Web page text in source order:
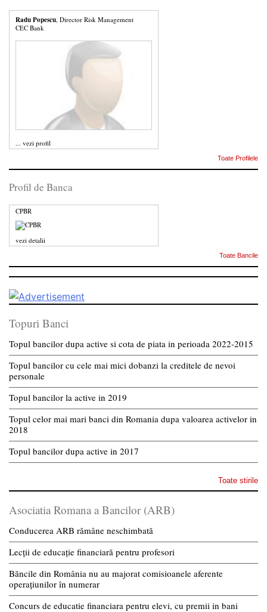
Radu Popescu , Director Risk Management
CEC Bank
... vezi profil
Toate Profilele
Profil de Banca
CPBR
vezi detalii
Toate Bancile
Topuri Banci
Topul bancilor dupa active si cota de piata in perioada 2022-2015
Topul bancilor cu cele mai mici dobanzi la creditele de nevoi
personale
Topul bancilor la active in 2019
Topul celor mai mari banci din Romania dupa valoarea activelor in
2018
Topul bancilor dupa active in 2017
Toate stirile
Asociatia Romana a Bancilor (ARB)
Conducerea ARB rămâne neschimbată
Lecții de educație financiară pentru profesori
Băncile din România nu au majorat comisioanele aferente
operațiunilor în numerar
Concurs de educatie financiara pentru elevi, cu premii in bani